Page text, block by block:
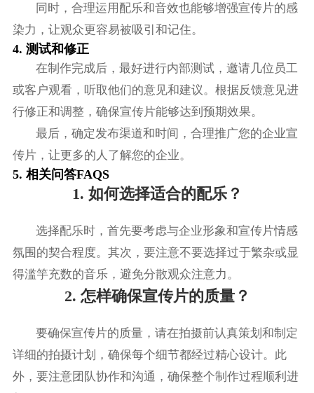
同时，合理运用配乐和音效也能够增强宣传片的感
染力，让观众更容易被吸引和记住。
4. 测试和修正
在制作完成后，最好进行内部测试，邀请几位员工
或客户观看，听取他们的意见和建议。根据反馈意见进
行修正和调整，确保宣传片能够达到预期效果。
最后，确定发布渠道和时间，合理推广您的企业宣
传片，让更多的人了解您的企业。
5. 相关问答FAQS
1. 如何选择适合的配乐？
选择配乐时，首先要考虑与企业形象和宣传片情感
氛围的契合程度。其次，要注意不要选择过于繁杂或显
得滥竽充数的音乐，避免分散观众注意力。
2. 怎样确保宣传片的质量？
要确保宣传片的质量，请在拍摄前认真策划和制定
详细的拍摄计划，确保每个细节都经过精心设计。此
外，要注意团队协作和沟通，确保整个制作过程顺利进